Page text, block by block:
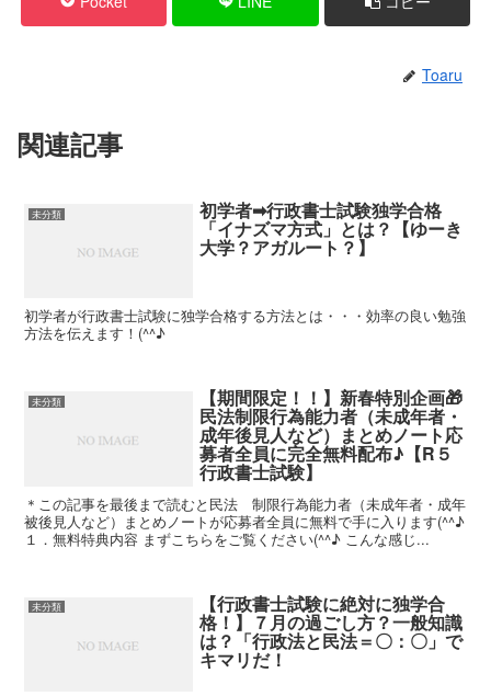
Toaru
関連記事
未分類 初学者➡行政書士試験独学合格
「イナズマ方式」とは？【ゆーき
大学？アガルート？】
初学者が行政書士試験に独学合格する方法とは・・・効率の良い勉強
方法を伝えます！(^^♪
未分類 【期間限定！！】新春特別企画🎁
民法制限行為能力者（未成年者・
成年後見人など）まとめノート応
募者全員に完全無料配布♪【R５
行政書士試験】
＊この記事を最後まで読むと民法 制限行為能力者（未成年者・成年
被後見人など）まとめノートが応募者全員に無料で手に入ります(^^♪
１．無料特典内容 まずこちらをご覧ください(^^♪ こんな感じ...
未分類 【行政書士試験に絶対に独学合
格！】７月の過ごし方？一般知識
は？「行政法と民法＝〇：〇」で
キマリだ！